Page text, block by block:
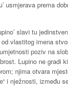
usmjerava prema
slavi tu
vlastitog imena
poziv na
Lupino ne gradi
njima otvara
i nježnosti, između